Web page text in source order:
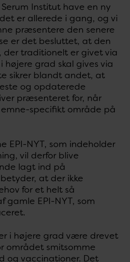
Institut have en ny
er allerede i gang, og vi
præsentere den senere
er det besluttet, at den
traditionelt er givet via
højere grad skal gives via
sikrer blandt andet, at
og opdaterede
præsenteret for, når
specifikt område på
EPI-NYT, som indeholder
vil derfor blive
lagt ind på
at der ikke
for et helt så
gamle EPI-NYT, som
i højere grad være drevet
området smitsomme
og vaccinationer. Det